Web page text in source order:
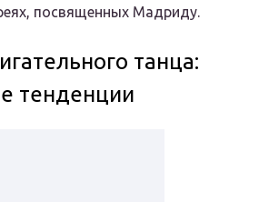
посвященных Мадриду.
танца:
тенденции